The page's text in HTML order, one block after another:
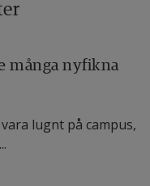
många nyfikna
lugnt på campus,